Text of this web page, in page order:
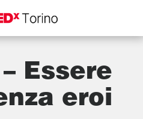
Essere
eroi